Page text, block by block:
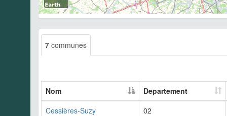
7 communes
Nom
Departement
Cessières-Suzy
02